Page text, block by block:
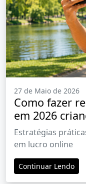
27 de Maio de 2026
Como fazer
em 2026
Estratégias
em lucro online
Continuar Lendo